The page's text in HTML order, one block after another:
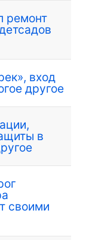
ремонт
вход
другое
в
своими